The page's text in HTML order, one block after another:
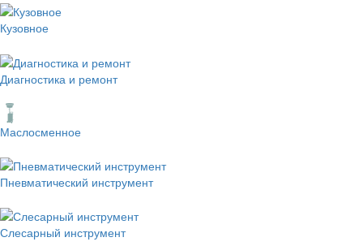
Кузовное
Диагностика и ремонт
Маслосменное
Пневматический инструмент
Слесарный инструмент